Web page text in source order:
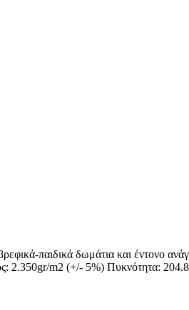
παιδικά δωμάτια και έντονο
2.350gr/m2 (+/- 5%) Πυκνότητα: